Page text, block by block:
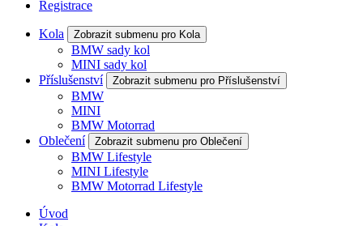
Registrace
Kola Zobrazit submenu pro Kola
BMW sady kol
MINI sady kol
Příslušenství
Zobrazit submenu pro Příslušenství
BMW
MINI
BMW Motorrad
Oblečení
Zobrazit submenu pro Oblečení
BMW Lifestyle
MINI Lifestyle
BMW Motorrad Lifestyle
Úvod